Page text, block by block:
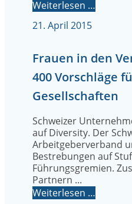
Weiterlesen …
21. April 2015
Frauen in den
400 Vorschläge
Gesellschaften
Schweizer
auf Diversity. Der
Arbeitgeberverband
Bestrebungen auf
Führungsgremien.
Partnern ...
Weiterlesen …